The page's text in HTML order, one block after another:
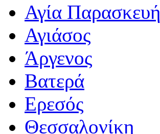
Αγία Παρασκευή
Αγιάσος
Άργενος
Βατερά
Ερεσός
Θεσσαλονίκη